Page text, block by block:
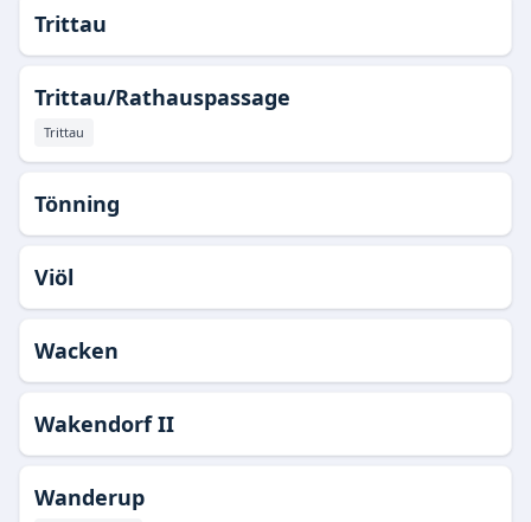
Trittau
Trittau/Rathauspassage
Trittau
Tönning
Viöl
Wacken
Wakendorf II
Wanderup